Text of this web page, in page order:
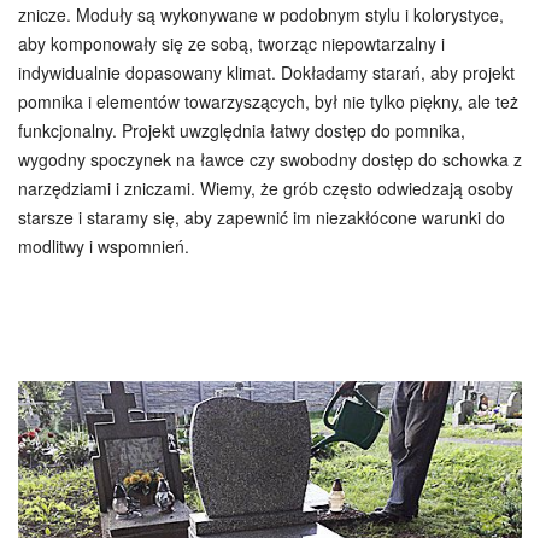
znicze. Moduły są wykonywane w podobnym stylu i kolorystyce,
aby komponowały się ze sobą, tworząc niepowtarzalny i
indywidualnie dopasowany klimat. Dokładamy starań, aby projekt
pomnika i elementów towarzyszących, był nie tylko piękny, ale też
funkcjonalny. Projekt uwzględnia łatwy dostęp do pomnika,
wygodny spoczynek na ławce czy swobodny dostęp do schowka z
narzędziami i zniczami. Wiemy, że grób często odwiedzają osoby
starsze i staramy się, aby zapewnić im niezakłócone warunki do
modlitwy i wspomnień.